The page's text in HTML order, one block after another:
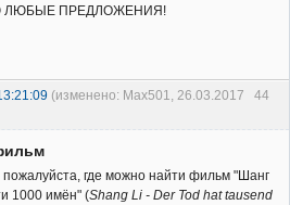
ЛЮБЫЕ ПРЕДЛОЖЕНИЯ!
44
(изменено: Max501, 26.03.2017
пожалуйста, где можно найти фильм "Шанг
1000 имён" (Shang Li - Der Tod hat tausend